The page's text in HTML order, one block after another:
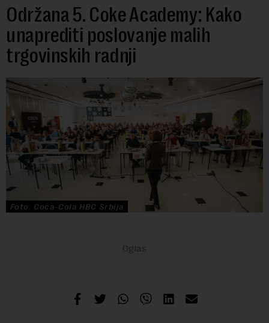
Održana 5. Coke Academy: Kako
unaprediti poslovanje malih
trgovinskih radnji
Foto: Coca-Cola HBC Srbija